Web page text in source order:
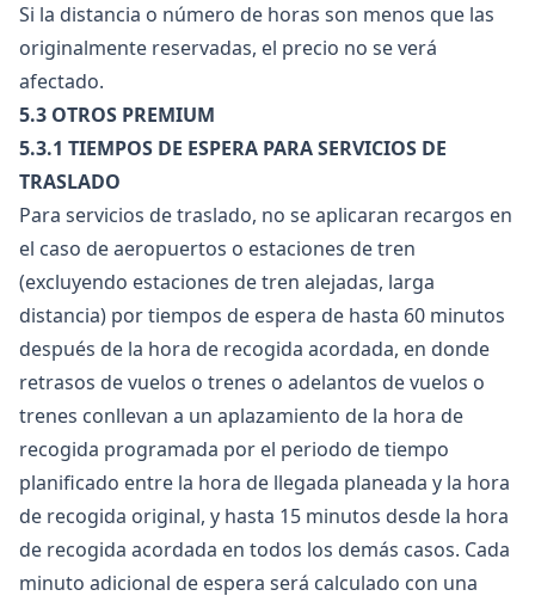
Si la distancia o número de horas son menos que las
originalmente reservadas, el precio no se verá
afectado.
5.3 OTROS PREMIUM
5.3.1 TIEMPOS DE ESPERA PARA SERVICIOS DE
TRASLADO
Para servicios de traslado, no se aplicaran recargos en
el caso de aeropuertos o estaciones de tren
(excluyendo estaciones de tren alejadas, larga
distancia) por tiempos de espera de hasta 60 minutos
después de la hora de recogida acordada, en donde
retrasos de vuelos o trenes o adelantos de vuelos o
trenes conllevan a un aplazamiento de la hora de
recogida programada por el periodo de tiempo
planificado entre la hora de llegada planeada y la hora
de recogida original, y hasta 15 minutos desde la hora
de recogida acordada en todos los demás casos. Cada
minuto adicional de espera será calculado con una